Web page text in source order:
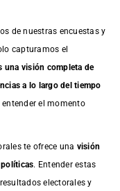
de nuestras encuestasy
capturamos el
una visión completa de
a lo largo del tiempo
el momento
te ofrece una visión
. Entender estas
electorales y